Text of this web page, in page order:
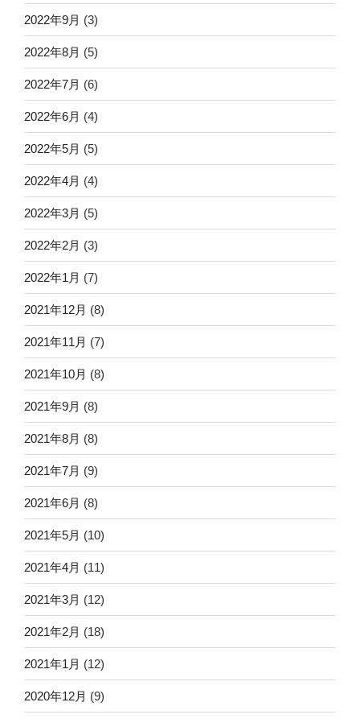
2022年9月 (3)
2022年8月 (5)
2022年7月 (6)
2022年6月 (4)
2022年5月 (5)
2022年4月 (4)
2022年3月 (5)
2022年2月 (3)
2022年1月 (7)
2021年12月 (8)
2021年11月 (7)
2021年10月 (8)
2021年9月 (8)
2021年8月 (8)
2021年7月 (9)
2021年6月 (8)
2021年5月 (10)
2021年4月 (11)
2021年3月 (12)
2021年2月 (18)
2021年1月 (12)
2020年12月 (9)